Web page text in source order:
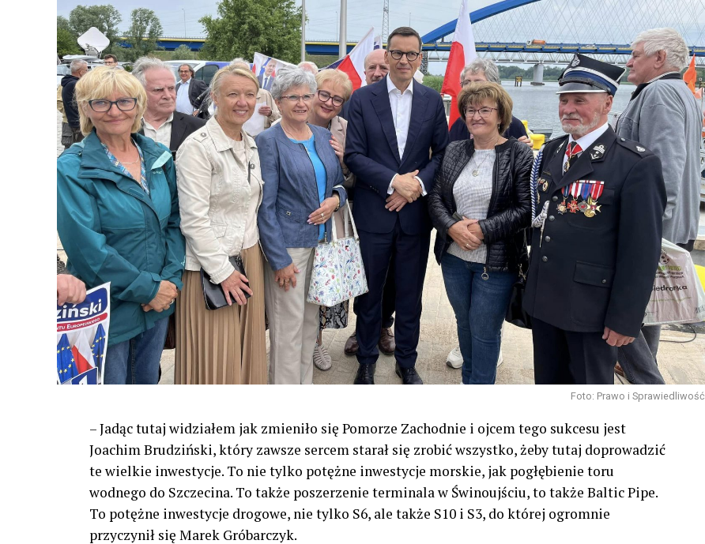
Foto: Prawo i Sprawiedliwość
– Jadąc tutaj widziałem jak zmieniło się Pomorze Zachodnie i ojcem tego sukcesu jest
Joachim Brudziński, który zawsze sercem starał się zrobić wszystko, żeby tutaj doprowadzić
te wielkie inwestycje. To nie tylko potężne inwestycje morskie, jak pogłębienie toru
wodnego do Szczecina. To także poszerzenie terminala w Świnoujściu, to także Baltic Pipe.
To potężne inwestycje drogowe, nie tylko S6, ale także S10 i S3, do której ogromnie
przyczynił się Marek Gróbarczyk.